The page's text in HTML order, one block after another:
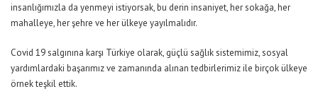
insanlığımızla da yenmeyi istiyorsak, bu derin insaniyet, her sokağa, her
mahalleye, her şehre ve her ülkeye yayılmalıdır.
Covid 19 salgınına karşı Türkiye olarak, güçlü sağlık sistemimiz, sosyal
yardımlardaki başarımız ve zamanında alınan tedbirlerimiz ile birçok ülkeye
örnek teşkil ettik.